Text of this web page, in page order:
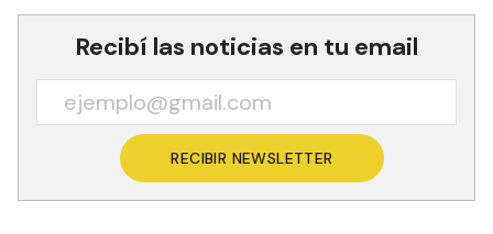
Recibí las noticias en tu email
RECIBIR NEWSLETTER